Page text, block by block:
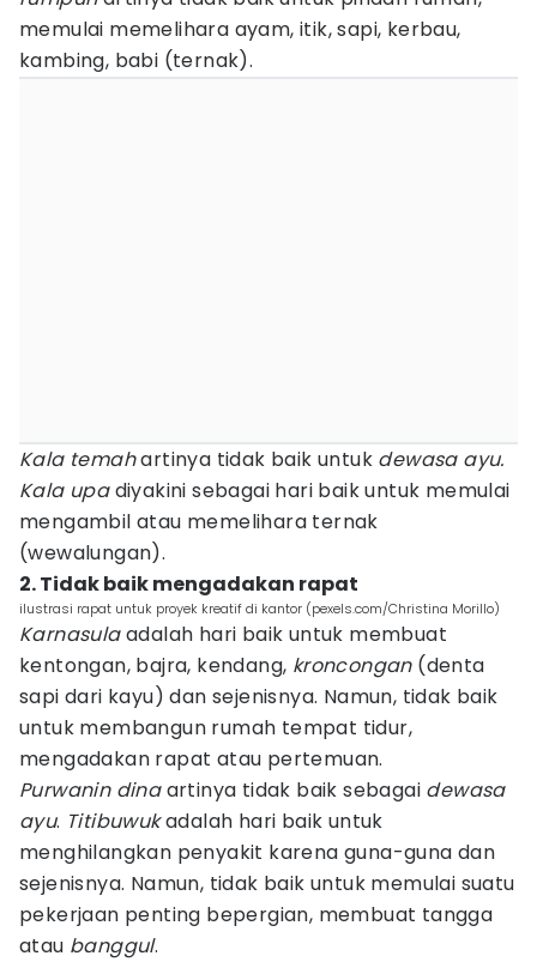
memulai memelihara ayam, itik, sapi, kerbau,
kambing, babi (ternak).
Kala temahartinya tidak baik untuk dewasa ayu.
Kala upadiyakini sebagai hari baik untuk memulai
mengambil atau memelihara ternak
(wewalungan).
2. Tidak baik mengadakan rapat
ilustrasi rapat untuk proyek kreatif di kantor (pexels.com/Christina Morillo)
Karnasulaadalah hari baik untuk membuat
kentongan, bajra, kendang, kroncongan(denta
sapi dari kayu) dan sejenisnya. Namun, tidak baik
untuk membangun rumah tempat tidur,
mengadakan rapat atau pertemuan.
Purwanin dinaartinya tidak baik sebagai dewasa
ayu. Titibuwukadalah hari baik untuk
menghilangkan penyakit karena guna-guna dan
sejenisnya. Namun, tidak baik untuk memulai suatu
pekerjaan penting bepergian, membuat tangga
atau banggul.